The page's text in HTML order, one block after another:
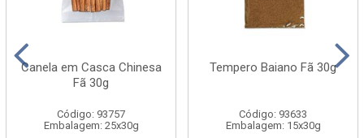
Canela em Casca Chinesa
Fã 30g
Código: 93757
Embalagem: 25x30g
Tempero Baiano Fã 30g
Código: 93633
Embalagem: 15x30g